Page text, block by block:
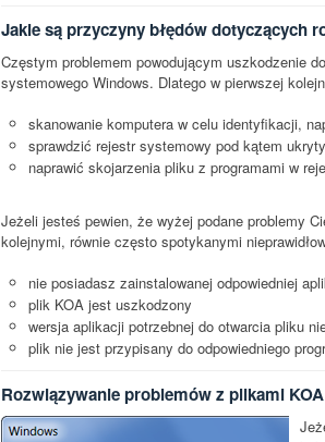
Jakie są przyczyny błędów dotyczących
Częstym problemem powodującym uszkodzenie
systemowego Windows. Dlatego w pierwszej
skanowanie komputera w celu identyfikacji,
sprawdzić rejestr systemowy pod kątem
naprawić skojarzenia pliku z programami w
Jeżeli jesteś pewien, że wyżej podane problemy
kolejnymi, równie często spotykanymi
nie posiadasz zainstalowanej odpowiedniej
plik KOA jest uszkodzony
wersja aplikacji potrzebnej do otwarcia pliku
plik nie jest przypisany do odpowiedniego
Rozwiązywanie problemów z plikami KOA